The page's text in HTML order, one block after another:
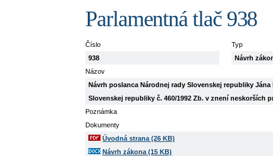
Parlamentná tlač 938
Číslo
938
Typ
Návrh
Názov
Návrh poslanca Národnej rady Slovenskej republiky
Slovenskej republiky č. 460/1992 Zb. v znení neskorších
Poznámka
Dokumenty
Úvodná strana (26 KB)
Návrh zákona (15 KB)